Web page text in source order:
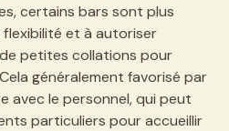
certains bars sont plus
flexibilité et à autoriser
petites collations pour
généralement favorisé par
avec le personnel, qui peut
particuliers pour accueillir